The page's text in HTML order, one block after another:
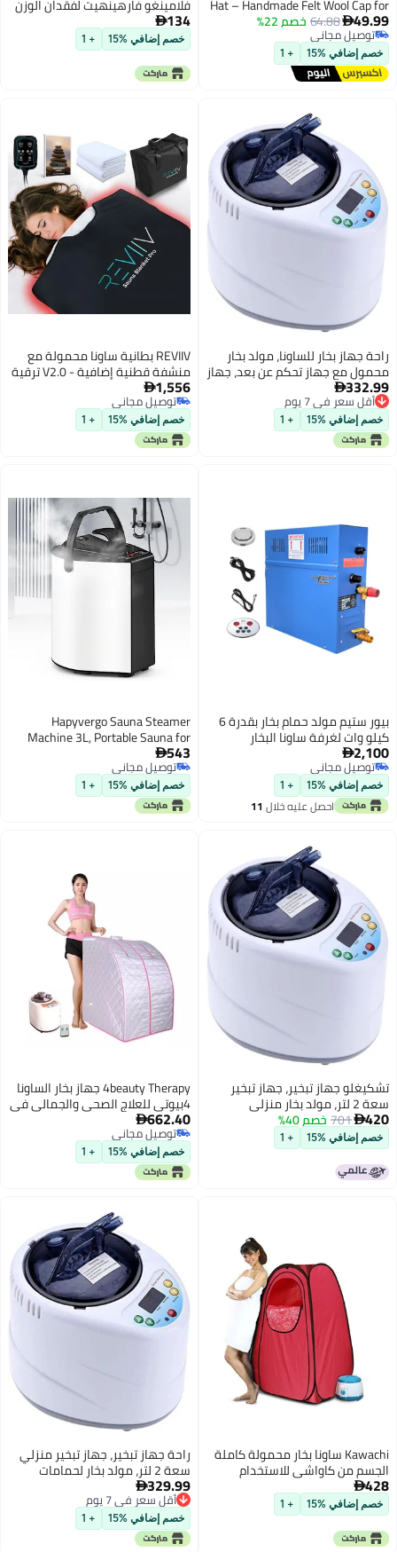
Hat – Handmade Felt Wool
Sauna – Gray Sauna Hair
– Sauna Accessory for
Women – Stay in Sauna

64.88خصم 22%
مجاني
مجاني
%15
+ 1
فلامينغو فارهينهيت لفقدان الوزن
وتخفيف الألم | حزام نحافة قابل
للتعديل للتسخين للخصر والبطن
والظهر | للجنسين | مقاس عالمي |
خصم إضافي %15 + 1
بخار للساونا، مولد بخار
مع جهاز تحكم عن بعد، جهاز
تبخير 110 فولت سعة 2 لتر، جهاز
للساونا مناسب لخيمة
أو المنتجع الصحي، للعلاج
للاستخدام المنزلي أو في

في 7 يوم
في 7 يوم
%15
+ 1
REVIIV بطانية ساونا محمولة مع
منشفة قطنية إضافية - V2.0 ترقية
رئيسية! بطانية ساونا بالأشعة تحت
الحمراء الفاخرة للتخلص من السموم
- بطانية ساونا بالأشعة تحت الحمراء
للاستخدام المنزلي مع نطاق درجة
 1,556
توصيل مجاني
توصيل مجاني
خصم إضافي %15 + 1
بيور ستيم مولد حمام بخار بقدرة 6
لغرفة ساونا البخار
والمنتجعات التجارية
مجاني
مجاني
%15
+ 1
احصل عليه خلال11
اغسطس
Hapyvergo Sauna Steamer
Machine 3L, Portable Sauna for
Home Spa with Remote Control,
Fogging Function, 304# SUS Sauna
Steam Pot Generator 800W Rapid
Heat Steam with Temp and Timer
Digital Display
توصيل مجاني
توصيل مجاني
خصم إضافي %15 + 1
جهاز تبخير، جهاز تبخير
سعة 2 لتر، مولد بخار منزلي
الساونا والسبا وخيام العلاج
فولت)
701خصم 40%
%15
+ 1
4beauty Therapy جهاز بخار الساونا
4بيوتي للعلاج الصحي والجمالي في
المنزل خيمة ساونا قابلة للطي
محمولة كبيرة الحجم خيمة ساونا
مقاومة للماء لجهاز بخار الساونا
للاستخدام للرجال والنساء في صالة
الألعاب الرياضية
662.40
توصيل مجاني
توصيل مجاني
خصم إضافي %15 + 1
Kawachi ساونا بخار محمولة كاملة
كاواشي للاستخدام
المنزلي مع مولد بخار 1.5 لتر 750
%15
+ 1
راحة جهاز تبخير، جهاز تبخير منزلي
سعة 2 لتر، مولد بخار لحمامات
329.99
أقل سعر في 7 يوم
أقل سعر في 7 يوم
خصم إضافي %15 + 1